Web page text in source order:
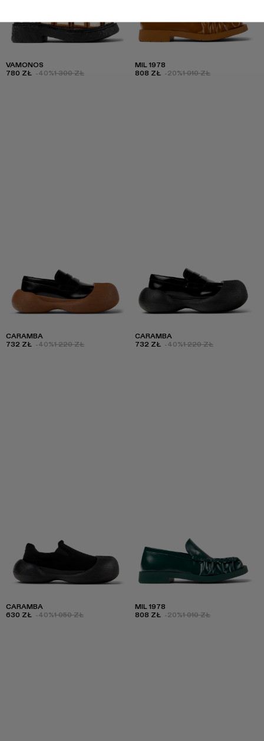
VAMONOS
780 ZŁ -40%1 300 ZŁ
MIL 1978
808 ZŁ -20%1 010 ZŁ
CARAMBA
732 ZŁ -40%1 220 ZŁ
CARAMBA
732 ZŁ -40%1 220 ZŁ
CARAMBA
630 ZŁ -40%1 050 ZŁ
MIL 1978
808 ZŁ -20%1 010 ZŁ